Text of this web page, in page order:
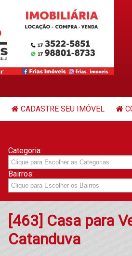
CADASTRE SEU IMÓVEL
Categoria:
Bairros:
[463] Casa para
Catanduva